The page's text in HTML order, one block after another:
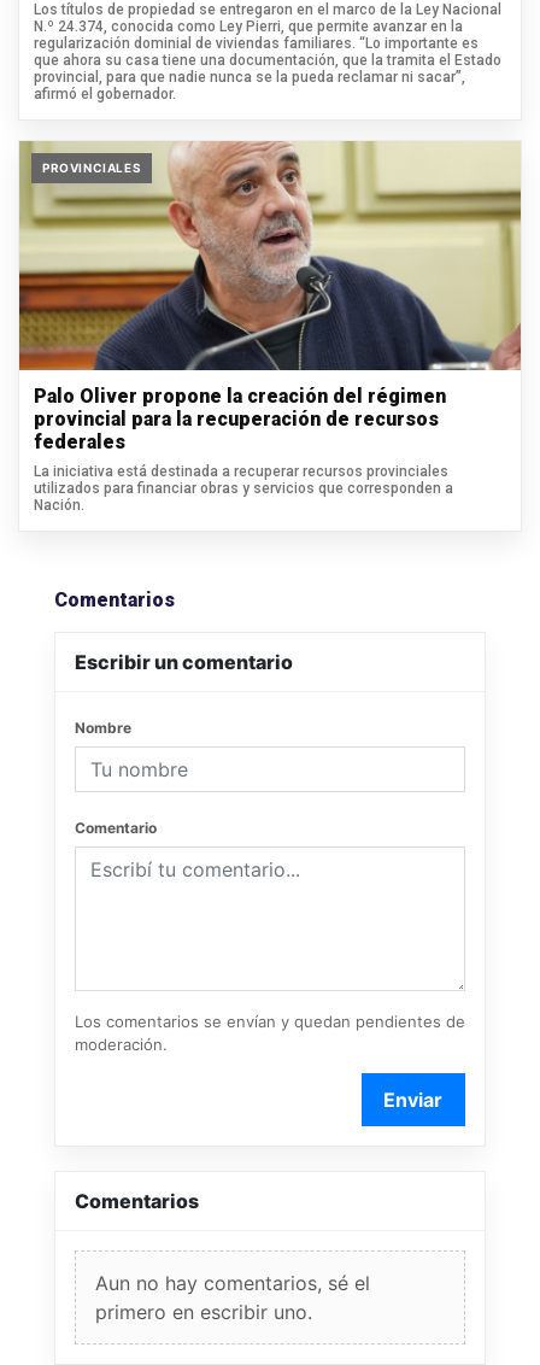
Los títulos de propiedad se entregaron en el marco de la Ley Nacional
N.º 24.374, conocida como Ley Pierri, que permite avanzar en la
regularización dominial de viviendas familiares. “Lo importante es
que ahora su casa tiene una documentación, que la tramita el Estado
provincial, para que nadie nunca se la pueda reclamar ni sacar”,
afirmó el gobernador.
PROVINCIALES
Palo Oliver propone la creación del régimen
provincial para la recuperación de recursos
federales
La iniciativa está destinada a recuperar recursos provinciales
utilizados para financiar obras y servicios que corresponden a
Nación.
Comentarios
Escribir un comentario
Nombre
Comentario
Los comentarios se envían y quedan pendientes de
moderación.
Enviar
Comentarios
Aun no hay comentarios, sé el
primero en escribir uno.